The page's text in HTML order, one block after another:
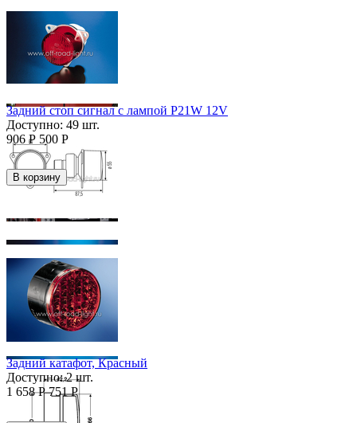
Скидка43%
Задний стоп сигнал с лампой P21W 12V
Доступно: 49 шт.
906 Р 500 Р
В корзину
Задний катафот, Красный
Доступно: 2 шт.
1 658 Р 751 Р